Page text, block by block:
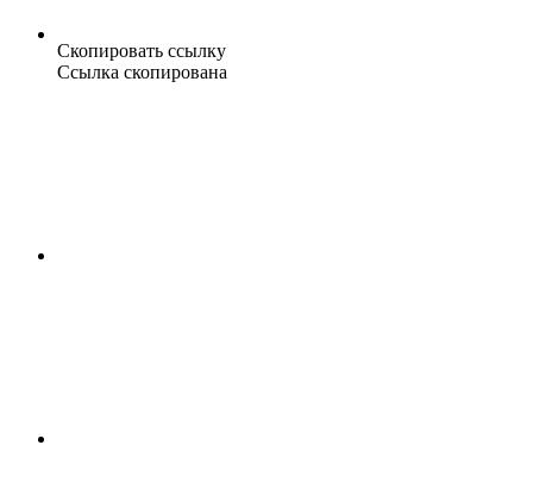
Скопировать ссылку
Ссылка скопирована